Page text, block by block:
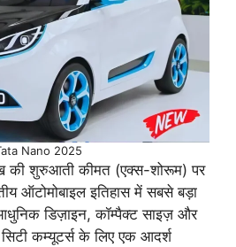
Nano 2025
की शुरुआती कीमत (एक्स-शोरूम) पर
ऑटोमोबाइल इतिहास में सबसे बड़ा
डिज़ाइन, कॉम्पैक्ट साइज़ और
कम्यूटर्स के लिए एक आदर्श